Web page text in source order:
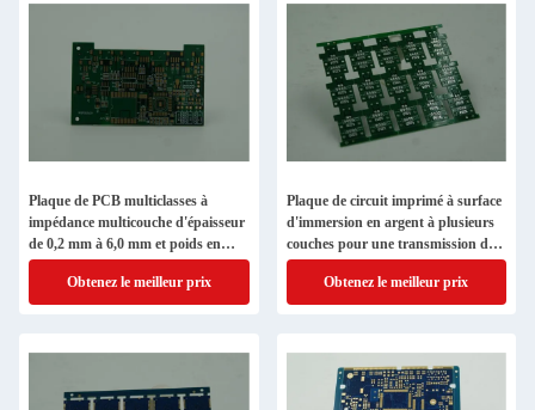
Plaque de PCB multiclasses à
impédance multicouche d'épaisseur
de 0,2 mm à 6,0 mm et poids en
cuivre 12OZ Exigences particulières
inclusesObtenez le meilleur prix
Plaque de circuit imprimé à surface
d'immersion en argent à plusieurs
couches pour une transmission de
signal précise
Obtenez le meilleur prix